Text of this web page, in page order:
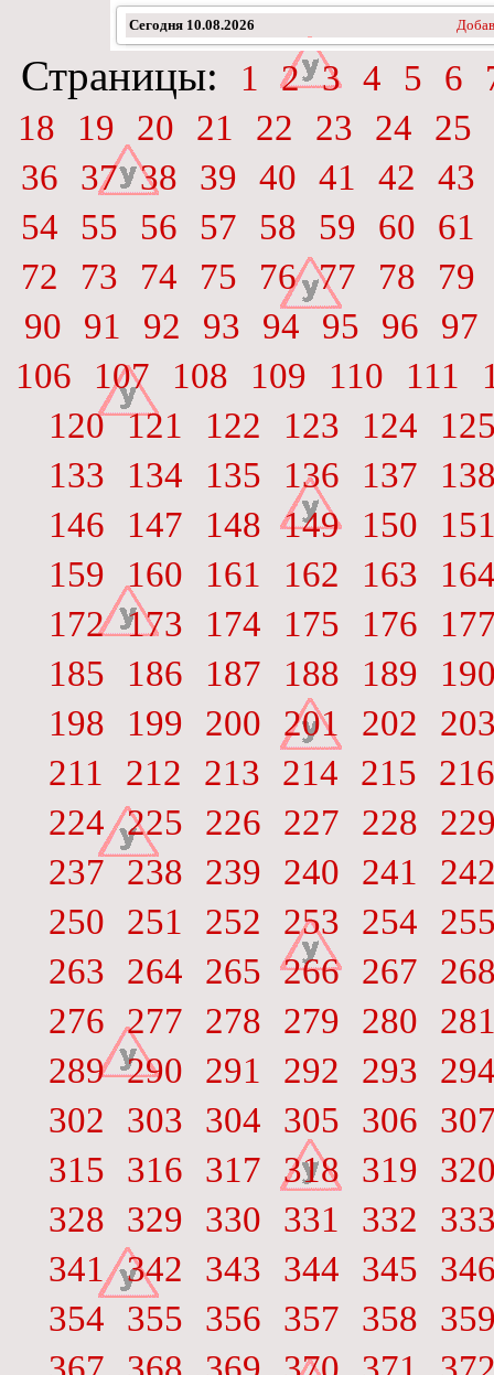
Сегодня 10.08.2026
Страницы: 1 2 3 4 5 6
18
19 20 21 22 23 24
25
36
37 38 39 40 41 42
43
54
55 56 57 58 59 60
61
72
73 74 75 76 77 78
79
90
91 92 93 94 95 96
97
106
107 108 109 110 111
120 121 122 123 124
133
134 135 136 137
146
147 148 149 150
159
160 161 162 163
172 173 174 175 176
185
186 187 188 189
198
199 200 201 202
211
212 213 214 215
216
224 225 226 227 228
237
238 239 240 241
250
251 252 253 254
263
264 265 266 267
276 277 278 279 280
289 290 291 292 293
302
303 304 305 306
315
316 317 318 319
328
329 330 331 332
341
342 343 344 345
354
355 356 357 358